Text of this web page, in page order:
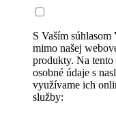
S Vaším
mimo našej
produkty. Na tento
osobné údaje s
využívame ich
služby: